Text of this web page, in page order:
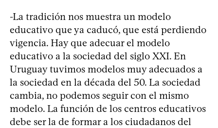
-La tradición nos muestra un modelo
educativo que ya caducó, que está perdiendo
vigencia. Hay que adecuar el modelo
educativo a la sociedad del siglo XXI. En
Uruguay tuvimos modelos muy adecuados a
la sociedad en la década del 50. La sociedad
cambia, no podemos seguir con el mismo
modelo. La función de los centros educativos
debe ser la de formar a los ciudadanos del